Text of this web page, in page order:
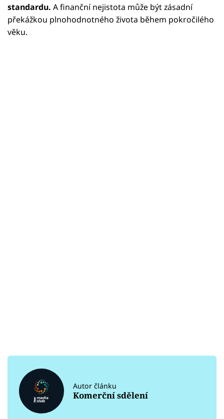
standardu. A finanční nejistota může být zásadní
překážkou plnohodnotného života během pokročilého
věku.
Autor článku
Komerční sdělení